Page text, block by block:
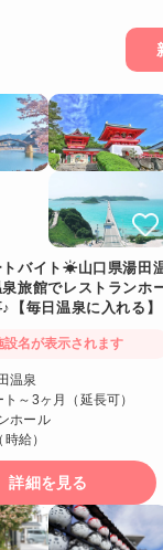
トバイト☀山口県湯田
旅館でレストランホ
【毎日温泉に入れる】
設名が表示されます
温泉
～3ヶ月（延長可）
ホール
（時給）
詳細を見る